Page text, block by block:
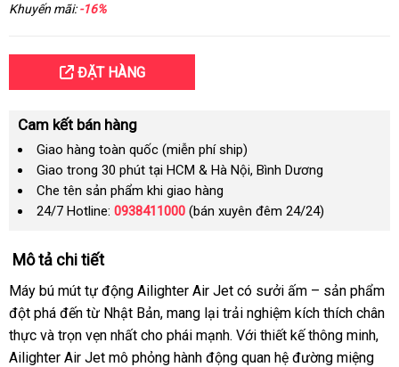
Khuyến mãi:-16%
ĐẶT HÀNG
Cam kết bán hàng
Giao hàng toàn quốc (miễn phí ship)
Giao trong 30 phút tại HCM & Hà Nội, Bình Dương
Che tên sản phẩm khi giao hàng
24/7 Hotline: 0938411000 (bán xuyên đêm 24/24)
Mô tả chi tiết
Máy bú mút tự động Ailighter Air Jet có sưởi ấm – sản phẩm
đột phá đến từ Nhật Bản, mang lại trải nghiệm kích thích chân
thực và trọn vẹn nhất cho phái mạnh. Với thiết kế thông minh,
Ailighter Air Jet mô phỏng hành động quan hệ đường miệng